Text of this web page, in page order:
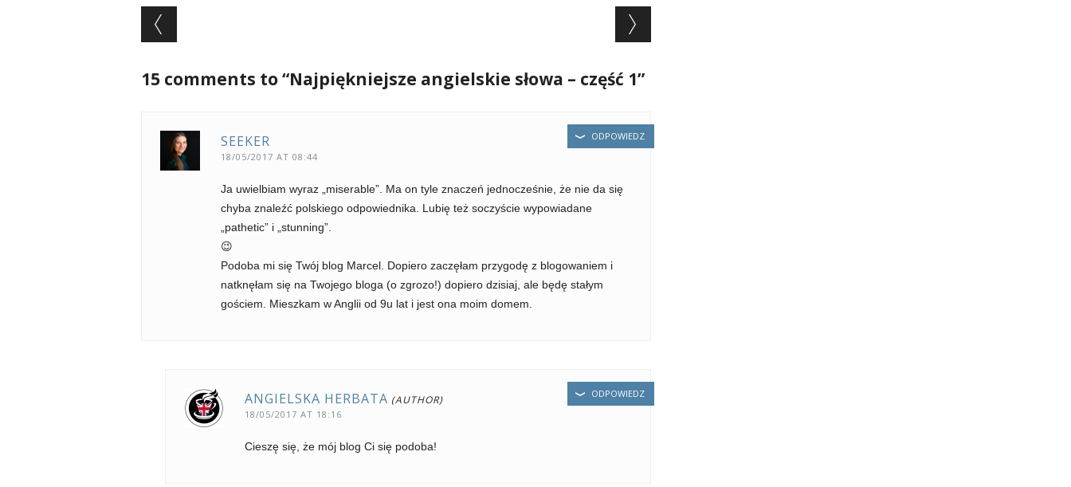
Post navigation
15 comments to “Najpiękniejsze angielskie słowa – część 1”
SEEKER
18/05/2017 AT 08:44
Ja uwielbiam wyraz „miserable”. Ma on tyle znaczeń jednocześnie, że nie da się
chyba znaleźć polskiego odpowiednika. Lubię też soczyście wypowiadane
„pathetic” i „stunning”.
😉
Podoba mi się Twój blog Marcel. Dopiero zaczęłam przygodę z blogowaniem i
natknęłam się na Twojego bloga (o zgrozo!) dopiero dzisiaj, ale będę stałym
gościem. Mieszkam w Anglii od 9u lat i jest ona moim domem.
ODPOWIEDZ
ANGIELSKA HERBATA
18/05/2017 AT 18:16
Cieszę się, że mój blog Ci się podoba!
ODPOWIEDZ